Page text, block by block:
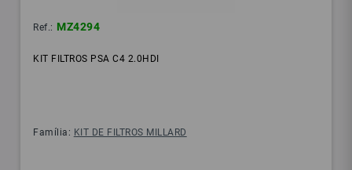
Ref.: MZ4294
KIT FILTROS PSA C4 2.0HDI
Família: KIT DE FILTROS MILLARD